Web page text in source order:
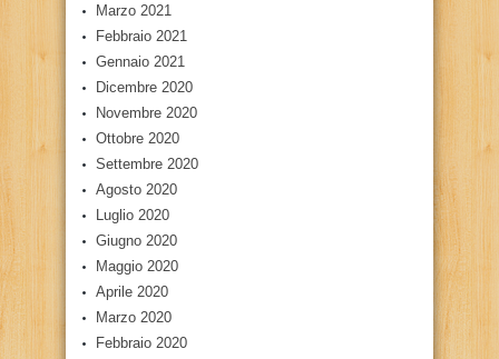
Marzo 2021
Febbraio 2021
Gennaio 2021
Dicembre 2020
Novembre 2020
Ottobre 2020
Settembre 2020
Agosto 2020
Luglio 2020
Giugno 2020
Maggio 2020
Aprile 2020
Marzo 2020
Febbraio 2020